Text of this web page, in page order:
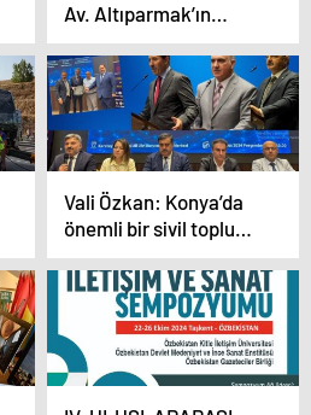
Av. Altıparmak’ın
babası toprağa verildi.
Vali Özkan: Konya’da
önemli bir sivil toplum
geleneğimiz var